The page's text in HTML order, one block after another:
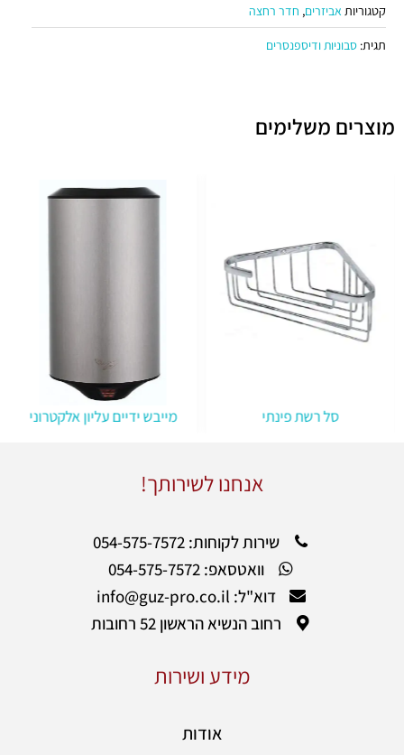
קטגוריות אביזרים, חדר רחצה
תגית: סבוניות ודיספנסרים
מוצרים משלימים
סל רשת פינתי מייבש ידיים עליון אלקטרוני
אנחנו לשירותך!
שירות לקוחות: 054-575-7572
וואטסאפ: 054-575-7572
דוא"ל: info@guz-pro.co.il
רחוב הנשיא הראשון 52 רחובות
מידע ושירות
אודות